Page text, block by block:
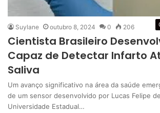
Suylane outubro 8, 2024 0 206
Cientista Brasileiro
Capaz de Detectar Infarto
Saliva
Um avanço significativo na área da saúde
de um sensor desenvolvido por Lucas Felipe
Universidade Estadual…